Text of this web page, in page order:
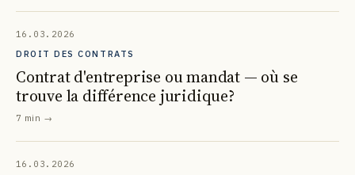
16.03.2026
DROIT DES CONTRATS
Contrat d'entreprise ou mandat — où se
trouve la différence juridique?
7 min →
16.03.2026